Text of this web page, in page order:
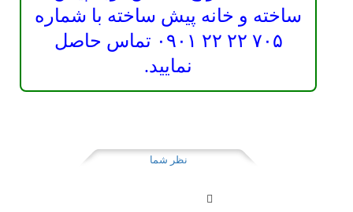
ساخته و خانه پیش ساخته با شماره
۷۰۵ ۲۲ ۲۲ ۰۹۰۱ تماس حاصل
نمایید.
نظر شما